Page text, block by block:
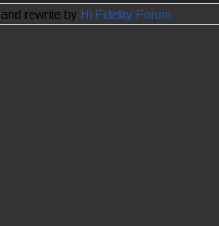
and rewrite by Hi Fidelity Forum